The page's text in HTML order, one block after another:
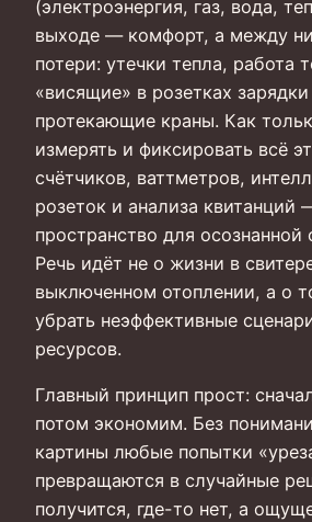
(электроэнергия, газ, вода,
выходе — комфорт, а между
потери: утечки тепла, работа
«висящие» в розетках
протекающие краны. Как
измерять и фиксировать всё
счётчиков, ваттметров,
розеток и анализа квитанций
пространство для осознанной
Речь идёт не о жизни в
выключенном отоплении, а о
убрать неэффективные
ресурсов.
Главный принцип прост:
потом экономим. Без
картины любые попытки
превращаются в случайные
получится, где-то нет, а